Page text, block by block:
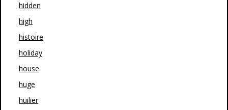
hidden
high
histoire
holiday
house
huge
huilier